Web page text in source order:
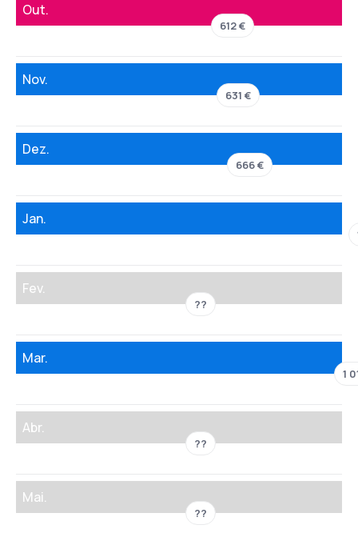
Out.
612 €
Nov.
631 €
Dez.
666 €
Jan.
Fev.
??
Mar.
1
Abr.
??
Mai.
??